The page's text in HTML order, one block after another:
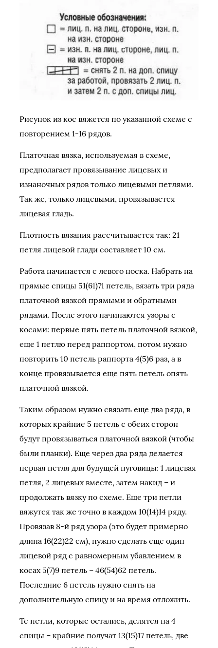
Рисунок из кос вяжется по указанной схеме с
повторением 1-16 рядов.
Платочная вязка, используемая в схеме,
предполагает провязывание лицевых и
изнаночных рядов только лицевыми петлями.
Так же, только лицевыми, провязывается
лицевая гладь.
Плотность вязания рассчитывается так: 21
петля лицевой глади составляет 10 см.
Работа начинается с левого носка. Набрать на
прямые спицы 51(61)71 петель, вязать три ряда
платочной вязкой прямыми и обратными
рядами. После этого начинаются узоры с
косами: первые пять петель платочной вязкой,
еще 1 петлю перед раппортом, потом нужно
повторить 10 петель раппорта 4(5)6 раз, а в
конце провязывается еще пять петель опять
платочной вязкой.
Таким образом нужно связать еще два ряда, в
которых крайние 5 петель с обеих сторон
будут провязываться платочной вязкой (чтобы
были планки). Еще через два ряда делается
первая петля для будущей пуговицы: 1 лицевая
петля, 2 лицевых вместе, затем накид – и
продолжать вязку по схеме. Еще три петли
вяжутся так же точно в каждом 10(14)14 ряду.
Провязав 8-й ряд узора (это будет примерно
длина 16(22)22 см), нужно сделать еще один
лицевой ряд с равномерным убавлением в
косах 5(7)9 петель – 46(54)62 петель.
Последние 6 петель нужно снять на
дополнительную спицу и на время отложить.
Те петли, которые остались, делятся на 4
спицы – крайние получат 13(15)17 петель, две